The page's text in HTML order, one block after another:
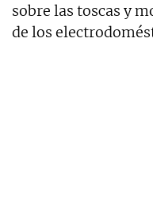
sobre las toscas y
de los